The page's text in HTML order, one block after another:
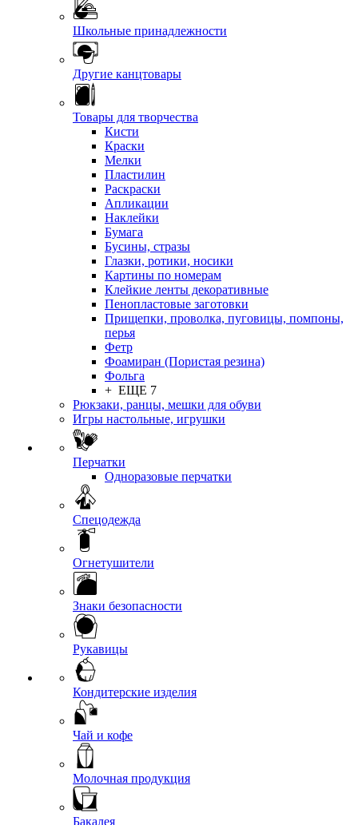
Школьные принадлежности
Другие канцтовары
Товары для творчества
Кисти
Краски
Мелки
Пластилин
Раскраски
Апликации
Наклейки
Бумага
Бусины, стразы
Глазки, ротики, носики
Картины по номерам
Клейкие ленты декоративные
Пенопластовые заготовки
Прищепки, проволка, пуговицы, помпоны,
перья
Фетр
Фоамиран (Пористая резина)
Фольга
+ ЕЩЕ 7
Рюкзаки, ранцы, мешки для обуви
Игры настольные, игрушки
Перчатки
Одноразовые перчатки
Спецодежда
Огнетушители
Знаки безопасности
Рукавицы
Кондитерские изделия
Чай и кофе
Молочная продукция
Бакалея